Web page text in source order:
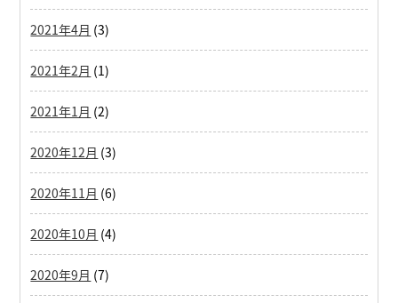
2021年4月 (3)
2021年2月 (1)
2021年1月 (2)
2020年12月 (3)
2020年11月 (6)
2020年10月 (4)
2020年9月 (7)